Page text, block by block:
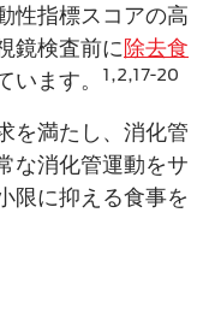
性指標スコアの高
鏡検査前に除去食
ます。 1,2,17-20
を満たし、消化管
な消化管運動をサ
限に抑える食事を